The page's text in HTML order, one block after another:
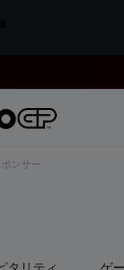
ンサー